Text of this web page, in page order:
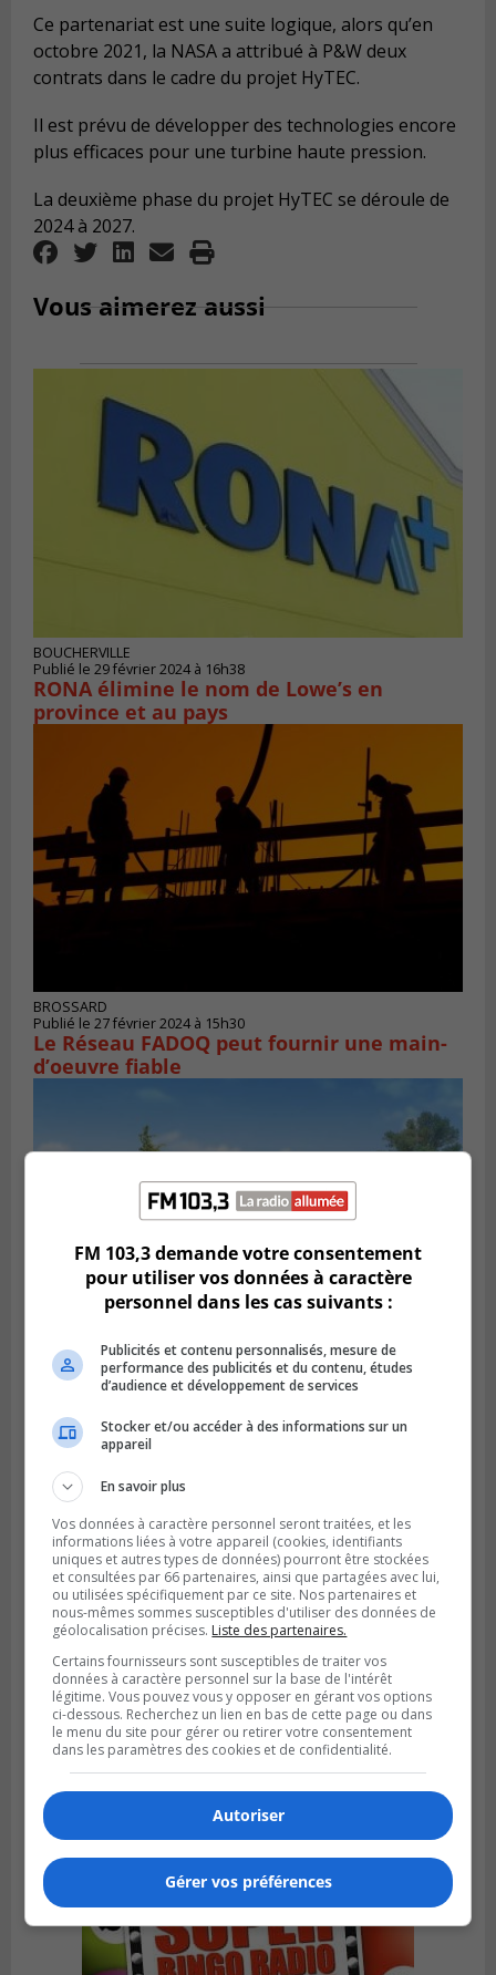
Ce partenariat est une suite logique, alors qu’en
octobre 2021, la NASA a attribué à P&W deux
contrats dans le cadre du projet HyTEC.
Il est prévu de développer des technologies encore
plus efficaces pour une turbine haute pression.
La deuxième phase du projet HyTEC se déroule de
2024 à 2027.
Vous aimerez aussi
BOUCHERVILLE
Publié le 29 février 2024 à 16h38
RONA élimine le nom de Lowe’s en
province et au pays
BROSSARD
Publié le 27 février 2024 à 15h30
Le Réseau FADOQ peut fournir une main-
d’oeuvre fiable
SAINT-HUBERT
Publié le 27 février 2024 à 15h15
Carignan a un plan pour le locatif
intergénérationnel
BROSSARD
Publié le 23 février 2024 à 10h59
Les candidatures pour le Gala excellence
sont terminées
FM 103,3 demande votre consentement
pour utiliser vos données à caractère
personnel dans les cas suivants :
Publicités et contenu personnalisés, mesure de
performance des publicités et du contenu, études
d’audience et développement de services
Stocker et/ou accéder à des informations sur un
appareil
En savoir plus
Vos données à caractère personnel seront traitées, et les
informations liées à votre appareil (cookies, identifiants
uniques et autres types de données) pourront être stockées
et consultées par 66 partenaires, ainsi que partagées avec lui,
ou utilisées spécifiquement par ce site. Nos partenaires et
nous-mêmes sommes susceptibles d'utiliser des données de
géolocalisation précises. Liste des partenaires.
Certains fournisseurs sont susceptibles de traiter vos
données à caractère personnel sur la base de l'intérêt
légitime. Vous pouvez vous y opposer en gérant vos options
ci-dessous. Recherchez un lien en bas de cette page ou dans
le menu du site pour gérer ou retirer votre consentement
dans les paramètres des cookies et de confidentialité.
Autoriser
Gérer vos préférences